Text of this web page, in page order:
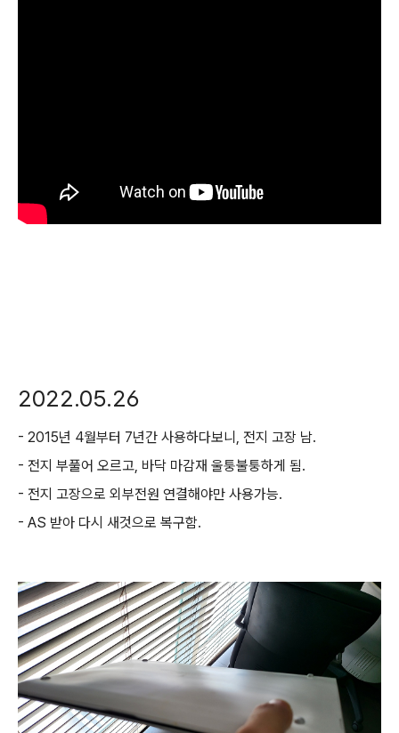
2022.05.26
- 2015년 4월부터 7년간 사용하다보니, 전지 고장 남.
- 전지 부풀어 오르고, 바닥 마감재 울퉁불퉁하게 됨.
- 전지 고장으로 외부전원 연결해야만 사용가능.
- AS 받아 다시 새것으로 복구함.